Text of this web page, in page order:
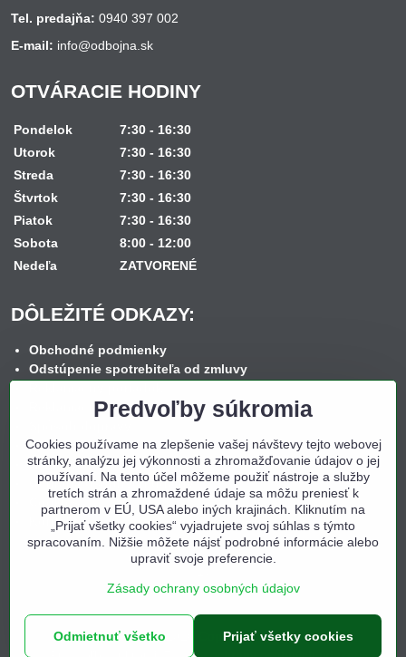
Tel. predajňa: 0940 397 002
E-mail: info@odbojna.sk
OTVÁRACIE HODINY
Pondelok
7:30 - 16:30
Utorok
7:30 - 16:30
Streda
7:30 - 16:30
Štvrtok
7:30 - 16:30
Piatok
7:30 - 16:30
Sobota
8:00 - 12:00
Nedeľa
ZATVORENÉ
DÔLEŽITÉ ODKAZY:
Obchodné podmienky
Odstúpenie spotrebiteľa od zmluvy
Reklamačný formulár
Spôsob platby
Nákup na splátky
Ochrana osobných údajov
Cookies
Kontakt
©
Copyright
Predvoľby súkromia
Cookies používame na zlepšenie vašej návštevy tejto webovej
stránky, analýzu jej výkonnosti a zhromažďovanie údajov o jej
používaní. Na tento účel môžeme použiť nástroje a služby
tretích strán a zhromaždené údaje sa môžu preniesť k
partnerom v EÚ, USA alebo iných krajinách. Kliknutím na
„Prijať všetky cookies“ vyjadrujete svoj súhlas s týmto
spracovaním. Nižšie môžete nájsť podrobné informácie alebo
upraviť svoje preferencie.
Zásady ochrany osobných údajov
Prijať všetky cookies
Odmietnuť všetko